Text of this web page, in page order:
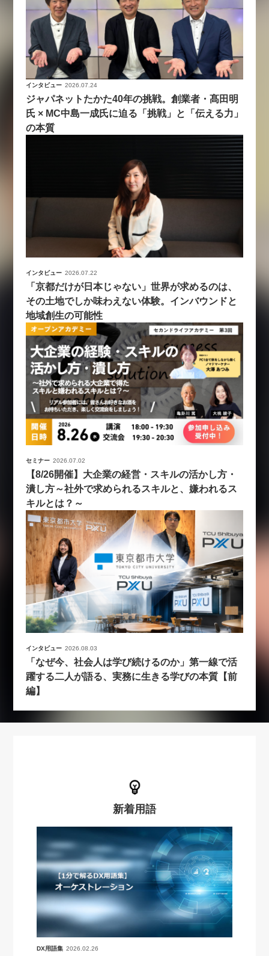
インタビュー 2026.07.24
ジャパネットたかた40年の挑戦。創業者・髙田明
氏 × MC中島一成氏に迫る「挑戦」と「伝える力」
の本質
インタビュー 2026.07.22
「京都だけが日本じゃない」世界が求めるのは、
その土地でしか味わえない体験。インバウンドと
地域創生の可能性
セミナー 2026.07.02
【8/26開催】大企業の経営・スキルの活かし方・
潰し方～社外で求められるスキルと、嫌われるス
キルとは？～
インタビュー 2026.08.03
「なぜ今、社会人は学び続けるのか」第一線で活
躍する二人が語る、実務に生きる学びの本質【前
編】
新着用語
DX用語集 2026.02.26